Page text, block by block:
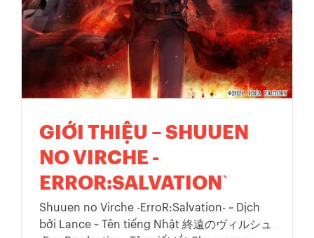
GIỚI THIỆU – SHUUEN
NO VIRCHE -
ERROR:SALVATION`
Shuuen no Virche -ErroR:Salvation- ~ Dịch
bởi Lance ~ Tên tiếng Nhật 終遠のヴィルシュ